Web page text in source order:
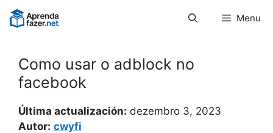
Pular
para
Menu
Como usar o adblock no
facebook
Última actualización: dezembro 3, 2023
Autor: cwyfi